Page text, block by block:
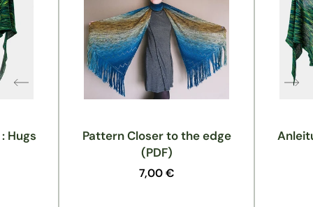
Hugs
Pattern Closer to the edge
(PDF)
Normaler
7,00 €